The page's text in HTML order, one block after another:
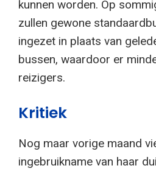
kunnen worden. Op
zullen gewone
ingezet in plaats van
bussen, waardoor er
reizigers.
Kritiek
Nog maar vorige maand
ingebruikname van haar